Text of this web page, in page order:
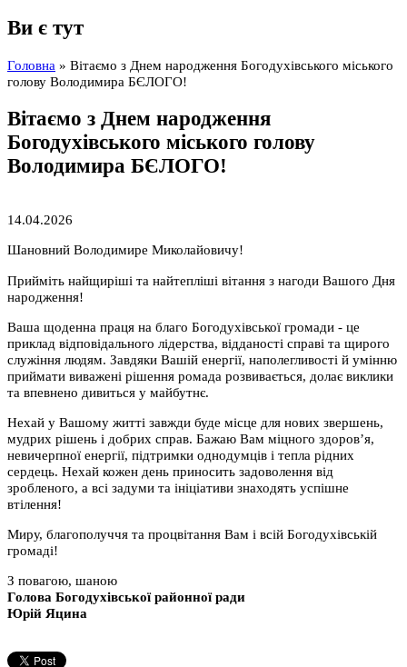
Ви є тут
Головна » Вітаємо з Днем народження Богодухівського міського
голову Володимира БЄЛОГО!
Вітаємо з Днем народження
Богодухівського міського голову
Володимира БЄЛОГО!
14.04.2026
Шановний Володимире Миколайовичу!
Прийміть найщиріші та найтепліші вітання з нагоди Вашого Дня
народження!
Ваша щоденна праця на благо Богодухівської громади - це
приклад відповідального лідерства, відданості справі та щирого
служіння людям. Завдяки Вашій енергії, наполегливості й умінню
приймати виважені рішення ромада розвивається, долає виклики
та впевнено дивиться у майбутнє.
Нехай у Вашому житті завжди буде місце для нових звершень,
мудрих рішень і добрих справ. Бажаю Вам міцного здоров’я,
невичерпної енергії, підтримки однодумців і тепла рідних
сердець. Нехай кожен день приносить задоволення від
зробленого, а всі задуми та ініціативи знаходять успішне
втілення!
Миру, благополуччя та процвітання Вам і всій Богодухівській
громаді!
З повагою, шаною
Голова Богодухівської районної ради
Юрій Яцина